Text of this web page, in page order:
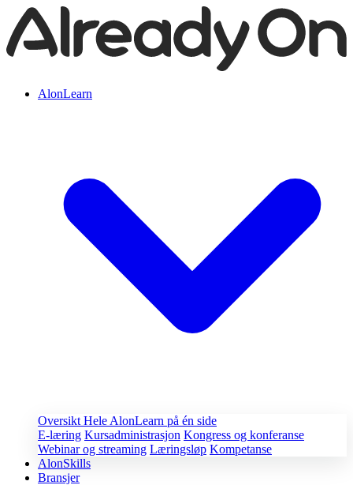
AlonLearn
Oversikt Hele AlonLearn på én side
E-læring Kursadministrasjon Kongress og konferanse
Webinar og streaming Læringsløp Kompetanse
AlonSkills
Bransjer